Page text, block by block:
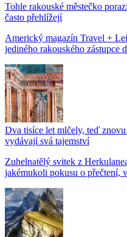
Tohle rakouské městečko
často přehlížejí
Americký magazín Travel +
jediného rakouského zástupce
Dva tisíce let mlčely, teď
vydávají svá tajemství
Zuhelnatělý svitek z
jakémukoli pokusu o přečtení,